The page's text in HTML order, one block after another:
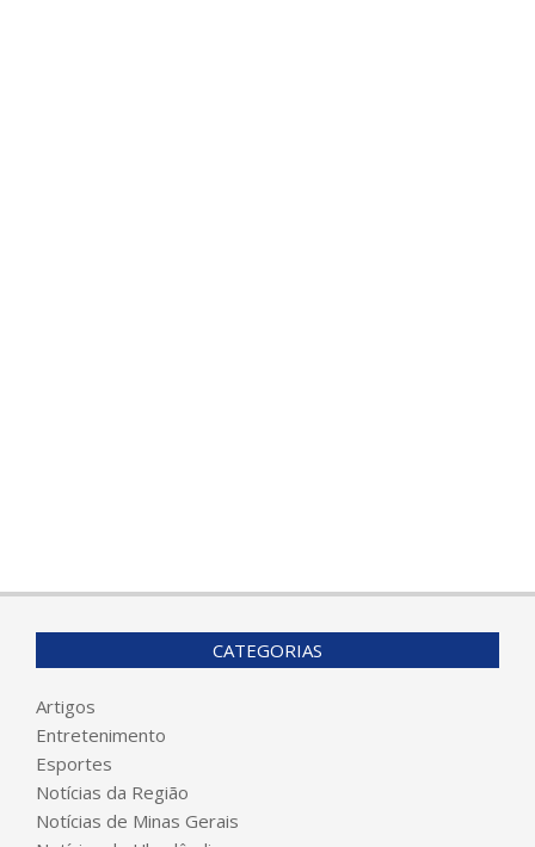
CATEGORIAS
Artigos
Entretenimento
Esportes
Notícias da Região
Notícias de Minas Gerais